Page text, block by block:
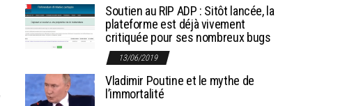
Soutien au RIP ADP : Sitôt lancée, la
plateforme est déjà vivement
critiquée pour ses nombreux bugs
13/06/2019
Vladimir Poutine et le mythe de
l’immortalité